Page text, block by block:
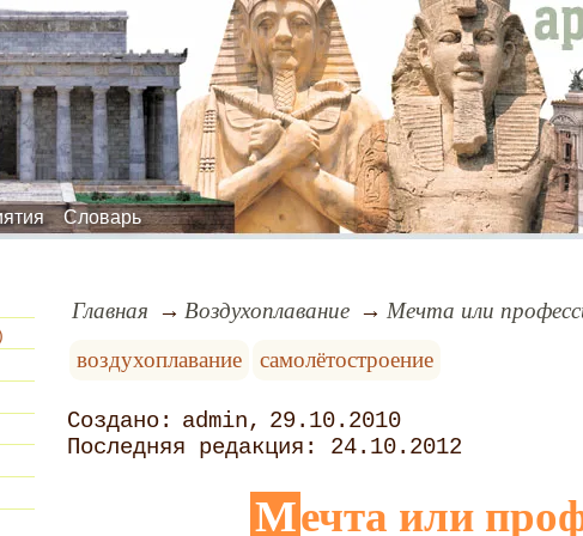
Словарь
Главная Воздухоплавание
Мечта или
воздухоплавание
самолётостроение
admin
29.10.2010
24.10.2012
Мечта или